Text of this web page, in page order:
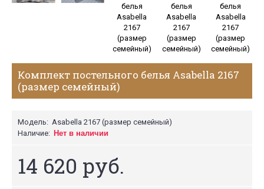
Комплект постельного белья Asabella 2167
(размер семейный)
Модель: Asabella 2167 (размер семейный)
Наличие: Нет в наличии
14 620 руб.